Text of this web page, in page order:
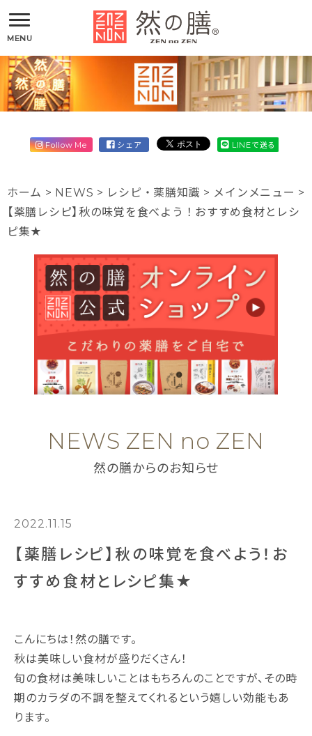
MENU
Follow Me シェア LINEで送る
ホーム > NEWS > レシピ・薬膳知識 > メインメニュー >
【薬膳レシピ】秋の味覚を食べよう！おすすめ食材とレシ
ピ集★
NEWS ZEN no ZEN
然の膳からのお知らせ
2022.11.15
【薬膳レシピ】秋の味覚を食べよう！お
すすめ食材とレシピ集★
こんにちは！然の膳です。
秋は美味しい食材が盛りだくさん！
旬の食材は美味しいことはもちろんのことですが、その時
期のカラダの不調を整えてくれるという嬉しい効能もあ
ります。